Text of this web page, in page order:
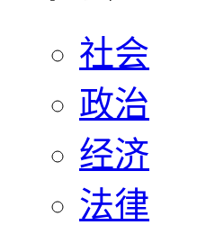
社会
政治
经济
法律